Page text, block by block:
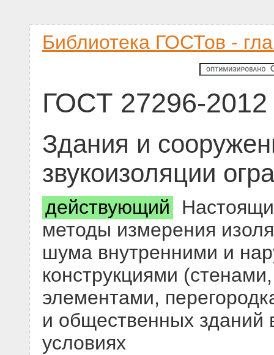
Библиотека ГОСТов -
ГОСТ 27296-2012
Здания и
звукоизоляции
действующий
методы измерения
шума внутренними и
конструкциями
элементами,
и общественных зданий
условиях